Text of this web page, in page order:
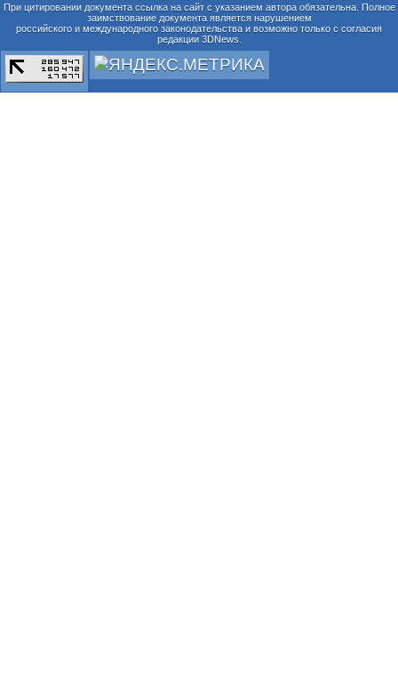
При цитировании документа ссылка на сайт с указанием автора обязательна. Полное
заимствование документа является нарушением
российского и международного законодательства и возможно только с согласия
редакции 3DNews.